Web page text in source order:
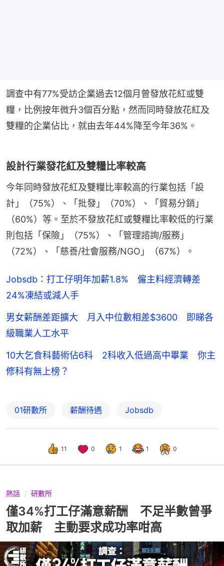
調查中有77%受訪企業過去12個月曾發放花紅或雙
糧，比例按年微升3個百分點，然而同時發放花紅及
雙糧的企業佔比，就由去年44%降至今年36%。
設計行業發花紅及雙糧比率較高
今年同時發放花紅及雙糧比率較高的行業包括「設
計」（75%）、「批發」（70%）、「貿易分銷」
（60%）等。至於不發放花紅或雙糧比率較低的行業
則包括「保險」（75%）、「管理諮詢/服務」
（72%）、「慈善/社會服務/NGO」（67%）。
Jobsdb：打工仔明年加薪1.8% 僱主料經濟轉差
24%凍結或減人手
男女薪酬差距擴大 月入中位數相差$3600 即睇各
級職業人工水平
10大乞食科藝術佔6科 2科收入低過高中畢業 你主
修科有無上榜？
01研數所 薪酬待遇 Jobsdb
11 0 1 1 0
熱話 研數所
僅34%打工仔滿意薪酬 不足半數曾爭
取加薪 主動要求成功率咁高